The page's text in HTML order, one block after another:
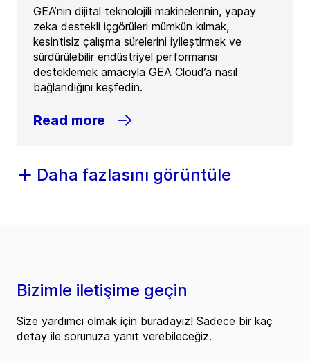
GEA’nın dijital teknolojili makinelerinin, yapay
zeka destekli içgörüleri mümkün kılmak,
kesintisiz çalışma sürelerini iyileştirmek ve
sürdürülebilir endüstriyel performansı
desteklemek amacıyla GEA Cloud’a nasıl
bağlandığını keşfedin.
Read more
Daha fazlasını görüntüle
Bizimle iletişime geçin
Size yardımcı olmak için buradayız! Sadece bir kaç
detay ile sorunuza yanıt verebileceğiz.